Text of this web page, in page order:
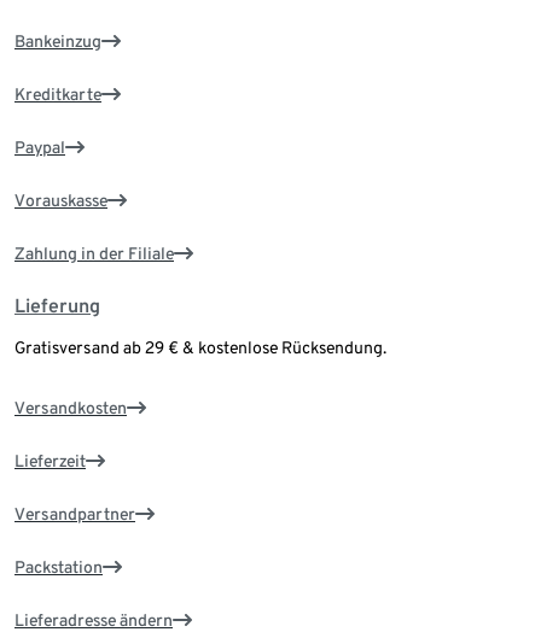
Bankeinzug
Kreditkarte
Paypal
Vorauskasse
Zahlung in der Filiale
Lieferung
Gratisversand ab 29 € & kostenlose Rücksendung.
Versandkosten
Lieferzeit
Versandpartner
Packstation
Lieferadresse ändern